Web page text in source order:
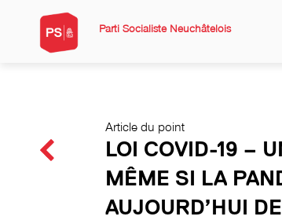
Parti Socialiste Neuchâtelois
Article du point
LOI COVID-19 –
MÊME SI LA
AUJOURD’HUI